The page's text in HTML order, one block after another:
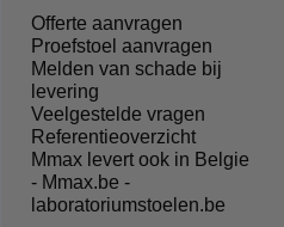
Offerte aanvragen
Proefstoel aanvragen
Melden van schade bij
levering
Veelgestelde vragen
Referentieoverzicht
Mmax levert ook in Belgie
- Mmax.be -
laboratoriumstoelen.be